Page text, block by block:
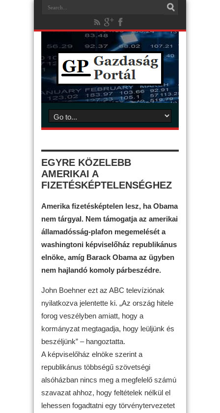
EGYRE KÖZELEBB
AMERIKAI A
FIZETÉSKÉPTELENSÉGHEZ
Amerika fizetésképtelen lesz, ha Obama
nem tárgyal. Nem támogatja az amerikai
államadósság-plafon megemelését a
washingtoni képviselőház republikánus
elnöke, amíg Barack Obama az ügyben
nem hajlandó komoly párbeszédre.
John Boehner ezt az ABC televíziónak
nyilatkozva jelentette ki. „Az ország hitele
forog veszélyben amiatt, hogy a
kormányzat megtagadja, hogy leüljünk és
beszéljünk” – hangoztatta.
A képviselőház elnöke szerint a
republikánus többségű szövetségi
alsóházban nincs meg a megfelelő számú
szavazat ahhoz, hogy feltételek nélkül el
lehessen fogadtatni egy törvénytervezetet